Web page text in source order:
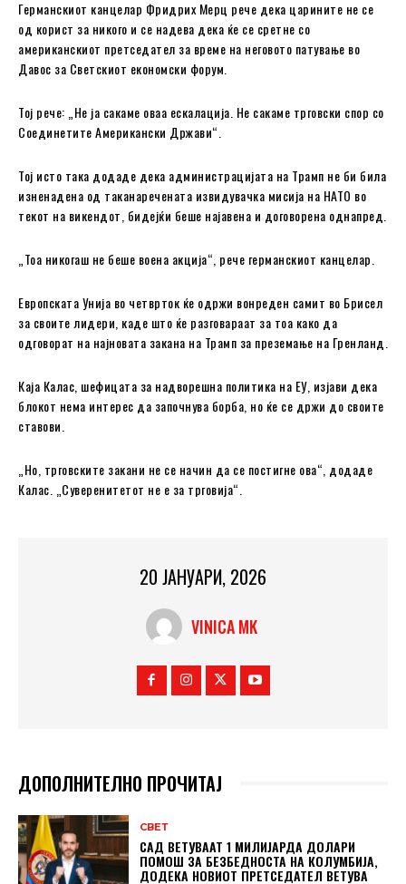
Германскиот канцелар Фридрих Мерц рече дека царините не се
од корист за никого и се надева дека ќе се сретне со
американскиот претседател за време на неговото патување во
Давос за Светскиот економски форум.
Тој рече: „Не ја сакаме оваа ескалација. Не сакаме трговски спор со
Соединетите Американски Држави“.
Тој исто така додаде дека администрацијата на Трамп не би била
изненадена од таканаречената извидувачка мисија на НАТО во
текот на викендот, бидејќи беше најавена и договорена однапред.
„Тоа никогаш не беше воена акција“, рече германскиот канцелар.
Европската Унија во четврток ќе одржи вонреден самит во Брисел
за своите лидери, каде што ќе разговараат за тоа како да
одговорат на најновата закана на Трамп за преземање на Гренланд.
Каја Калас, шефицата за надворешна политика на ЕУ, изјави дека
блокот нема интерес да започнува борба, но ќе се држи до своите
ставови.
„Но, трговските закани не се начин да се постигне ова“, додаде
Калас. „Суверенитетот не е за трговија“.
20 ЈАНУАРИ, 2026
VINICA MK
ДОПОЛНИТЕЛНО ПРОЧИТАЈ
СВЕТ
САД ВЕТУВААТ 1 МИЛИЈАРДА ДОЛАРИ
ПОМОШ ЗА БЕЗБЕДНОСТА НА КОЛУМБИЈА,
ДОДЕКА НОВИОТ ПРЕТСЕДАТЕЛ ВЕТУВА